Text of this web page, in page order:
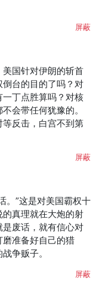
屏蔽
国针对伊朗的斩首
台的目的了吗？对
丁点胜算吗？对核
会带任何犹豫的。
反击，白宫不到第
屏蔽
。”这是对美国霸权十
真理就在大炮的射
废话，就有信心对
准备好自己的猎
争贩子。
屏蔽